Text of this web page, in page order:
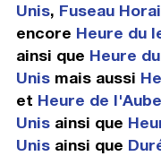
Unis, Fuseau
encore Heure du
ainsi que Heure
Unismais aussi
et Heure de
Unisainsi que
Unisainsi que